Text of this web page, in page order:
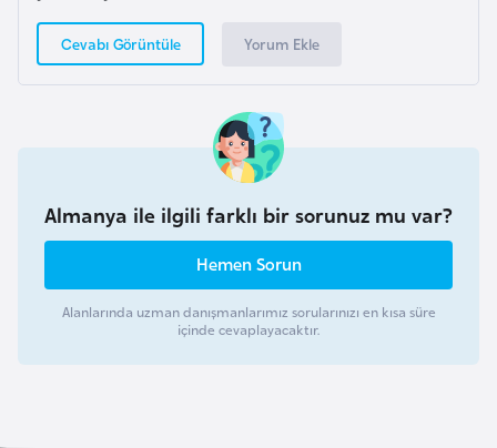
Cevabı Görüntüle Yorum Ekle
Almanya ile ilgili farklı bir sorunuz mu var?
Hemen Sorun
Alanlarında uzman danışmanlarımız sorularınızı en kısa süre
içinde cevaplayacaktır.
B
r
F
a